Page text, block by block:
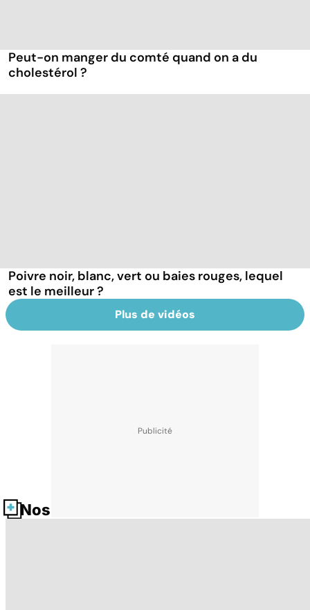
Peut-on manger du comté quand on a du
cholestérol ?
Poivre noir, blanc, vert ou baies rouges, lequel
est le meilleur ?
Plus de vidéos
Nos fiches santé